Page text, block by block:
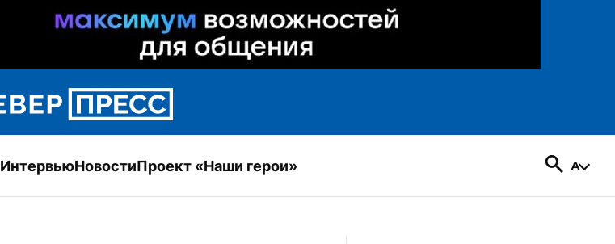
ИнтервьюНовостиПроект «Наши герои»